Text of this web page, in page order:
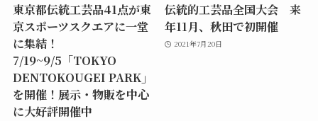
東京都伝統工芸品41点が東
京スポーツスクエアに一堂
に集結！
7/19~9/5「TOKYO
DENTOKOUGEI PARK」
を開催！展示・物販を中心
に大好評開催中
伝統的工芸品全国大会 来
年11月、秋田で初開催
2021年7月20日